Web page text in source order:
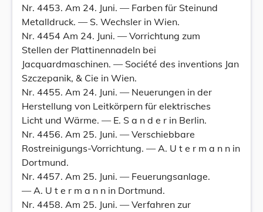
Nr. 4453. Am 24. Juni. — Farben für Steinund
Metalldruck. — S. Wechsler in Wien.
Nr. 4454 Am 24. Juni. — Vorrichtung zum
Stellen der Plattinennadeln bei
Jacquardmaschinen. — Société des inventions Jan
Szczepanik, & Cie in Wien.
Nr. 4455. Am 24. Juni. — Neuerungen in der
Herstellung von Leitkörpern für elektrisches
Licht und Wärme. — E. S a n d e r in Berlin.
Nr. 4456. Am 25. Juni. — Verschiebbare
Rostreinigungs-Vorrichtung. — A. U t e r m a n n in
Dortmund.
Nr. 4457. Am 25. Juni. — Feuerungsanlage.
— A. U t e r m a n n in Dortmund.
Nr. 4458. Am 25. Juni. — Verfahren zur